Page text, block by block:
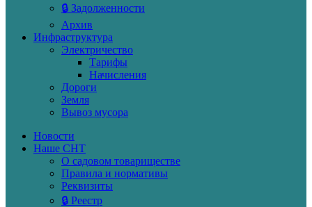
🔒 Задолженности
Архив
Инфраструктура
Электричество
Тарифы
Начисления
Дороги
Земля
Вывоз мусора
Новости
Наше СНТ
О садовом товариществе
Правила и нормативы
Реквизиты
🔒 Реестр